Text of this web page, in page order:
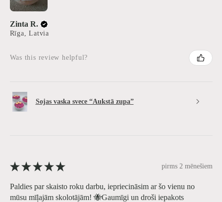
Zinta R.
Rīga, Latvia
Was this review helpful?
Sojas vaska svece “Aukstā zupa”
★ ★ ★ ★ ★ pirms 2 mēnešiem
Paldies par skaisto roku darbu, iepriecināsim ar šo vienu no
mūsu mīļajām skolotājām! 🐝Gaumīgi un droši iepakots